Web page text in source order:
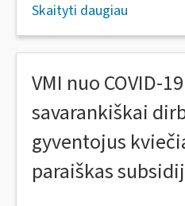
Skaityti daugiau
VMI nuo COVID-
savarankiškai
gyventojus
paraiškas